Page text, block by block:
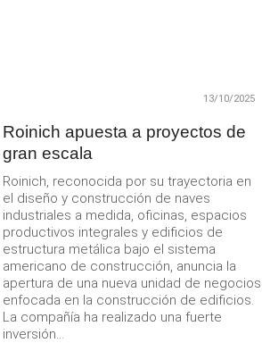
13/10/2025
Roinich apuesta a proyectos de
gran escala
Roinich, reconocida por su trayectoria en
el diseño y construcción de naves
industriales a medida, oficinas, espacios
productivos integrales y edificios de
estructura metálica bajo el sistema
americano de construcción, anuncia la
apertura de una nueva unidad de negocios
enfocada en la construcción de edificios.
La compañía ha realizado una fuerte
inversión...